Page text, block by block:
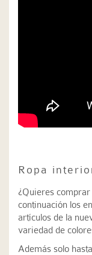
Ropa
¿Quieres
continuación los
artículos de la
variedad de
Además solo